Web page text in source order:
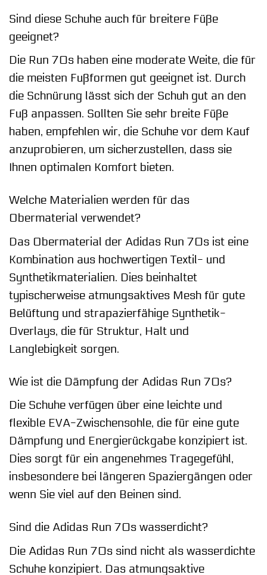
Sind diese Schuhe auch für breitere Füße
geeignet?
Die Run 70s haben eine moderate Weite, die für
die meisten Fußformen gut geeignet ist. Durch
die Schnürung lässt sich der Schuh gut an den
Fuß anpassen. Sollten Sie sehr breite Füße
haben, empfehlen wir, die Schuhe vor dem Kauf
anzuprobieren, um sicherzustellen, dass sie
Ihnen optimalen Komfort bieten.
Welche Materialien werden für das
Obermaterial verwendet?
Das Obermaterial der Adidas Run 70s ist eine
Kombination aus hochwertigen Textil- und
Synthetikmaterialien. Dies beinhaltet
typischerweise atmungsaktives Mesh für gute
Belüftung und strapazierfähige Synthetik-
Overlays, die für Struktur, Halt und
Langlebigkeit sorgen.
Wie ist die Dämpfung der Adidas Run 70s?
Die Schuhe verfügen über eine leichte und
flexible EVA-Zwischensohle, die für eine gute
Dämpfung und Energierückgabe konzipiert ist.
Dies sorgt für ein angenehmes Tragegefühl,
insbesondere bei längeren Spaziergängen oder
wenn Sie viel auf den Beinen sind.
Sind die Adidas Run 70s wasserdicht?
Die Adidas Run 70s sind nicht als wasserdichte
Schuhe konzipiert. Das atmungsaktive